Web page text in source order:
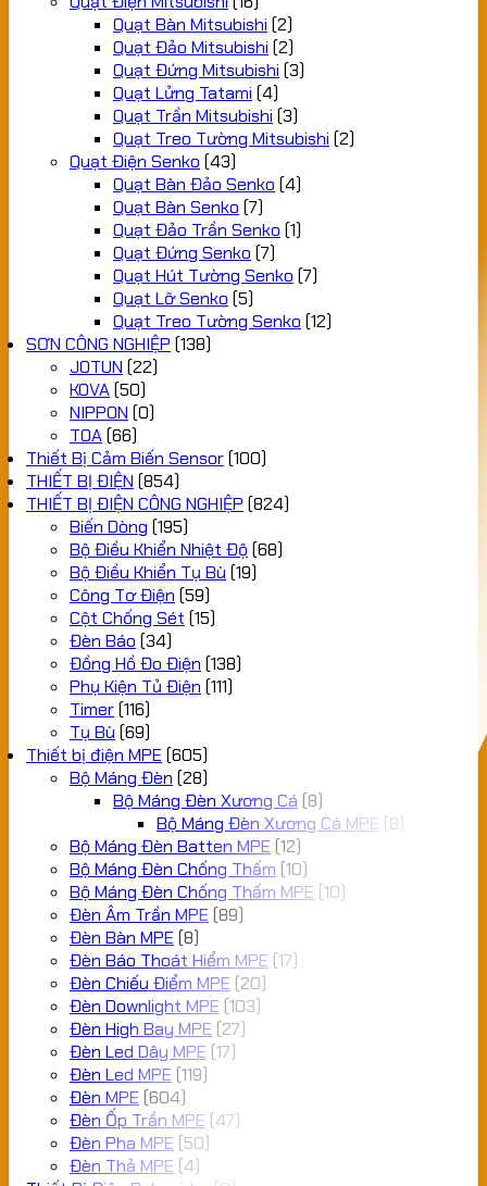
Quạt Bàn Mitsubishi (2)
Quạt Đảo Mitsubishi (2)
Quạt Đứng Mitsubishi (3)
Quạt Lửng Tatami (4)
Quạt Trần Mitsubishi (3)
Quạt Treo Tường Mitsubishi (2)
Quạt Điện Senko (43)
Quạt Bàn Đảo Senko (4)
Quạt Bàn Senko (7)
Quạt Đảo Trần Senko (1)
Quạt Đứng Senko (7)
Quạt Hút Tường Senko (7)
Quạt Lỡ Senko (5)
Quạt Treo Tường Senko (12)
SƠN CÔNG NGHIỆP (138)
JOTUN (22)
KOVA(50)
NIPPON (0)
TOA(66)
Thiết Bị Cảm Biến Sensor(100)
THIẾT BỊ ĐIỆN (854)
THIẾT BỊ ĐIỆN CÔNG NGHIỆP (824)
Biến Dòng (195)
Bộ Điều Khiển Nhiệt Độ (68)
Bộ Điều Khiển Tụ Bù (19)
Công Tơ Điện (59)
Cột Chống Sét (15)
Đèn Báo (34)
Đồng Hồ Đo Điện (138)
Phụ Kiện Tủ Điện (111)
Timer(116)
Tụ Bù (69)
Thiết bị điện MPE (605)
Bộ Máng Đèn (28)
Bộ Máng Đèn Xương Cá (8)
Bộ Máng Đèn Xương Cá MPE (8)
Bộ Máng Đèn Batten MPE (12)
Bộ Máng Đèn Chống Thấm (10)
Bộ Máng Đèn Chống Thấm MPE (10)
Đèn Âm Trần MPE (89)
Đèn Bàn MPE (8)
Đèn Báo Thoát Hiểm MPE (17)
Đèn Chiếu Điểm MPE (20)
Đèn Downlight MPE (103)
Đèn High Bay MPE (27)
Đèn Led Dây MPE (17)
Đèn Led MPE (119)
Đèn MPE (604)
Đèn Ốp Trần MPE (47)
Đèn Pha MPE (50)
Đèn Thả MPE (4)